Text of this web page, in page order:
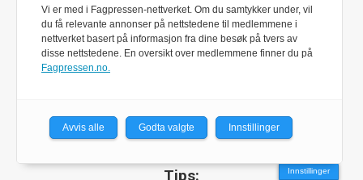
besøksadresse:
Parc Fermé AS
Veldreløkka 68
Ansvarlig redaktør/daglig leder:
Simen Næss Hagen
Tips: Innstillinger
Vi er med i Fagpressen-nettverket. Om du samtykker under, vil
du få relevante annonser på nettstedene til medlemmene i
nettverket basert på informasjon fra dine besøk på tvers av
disse nettstedene. En oversikt over medlemmene finner du på
Fagpressen.no.
Avvis alle Godta valgte Innstillinger